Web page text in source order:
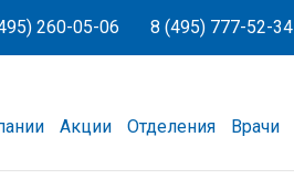
260-05-06 8 (495) 777-52-34
Акции Отделения Врачи